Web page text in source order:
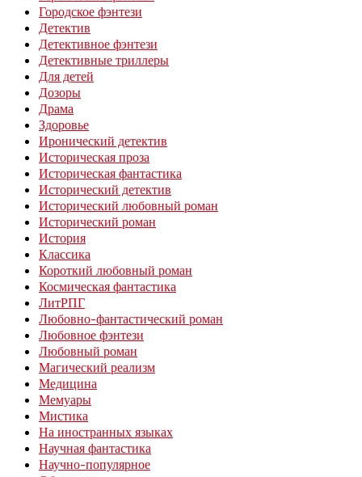
Городское фэнтези
Детектив
Детективное фэнтези
Детективные триллеры
Для детей
Дозоры
Драма
Здоровье
Иронический детектив
Историческая проза
Историческая фантастика
Исторический детектив
Исторический любовный роман
Исторический роман
История
Классика
Короткий любовный роман
Космическая фантастика
ЛитРПГ
Любовно-фантастический роман
Любовное фэнтези
Любовный роман
Магический реализм
Медицина
Мемуары
Мистика
На иностранных языках
Научная фантастика
Научно-популярное